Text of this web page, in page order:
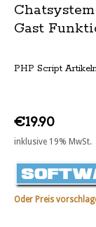
Gast
PHP Script
€19.90
inklusive 19% MwSt.
Oder Preis